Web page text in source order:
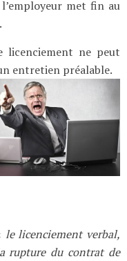
met fin au
licenciement ne peut
entretien préalable.
le licenciement verbal,
rupture du contrat de